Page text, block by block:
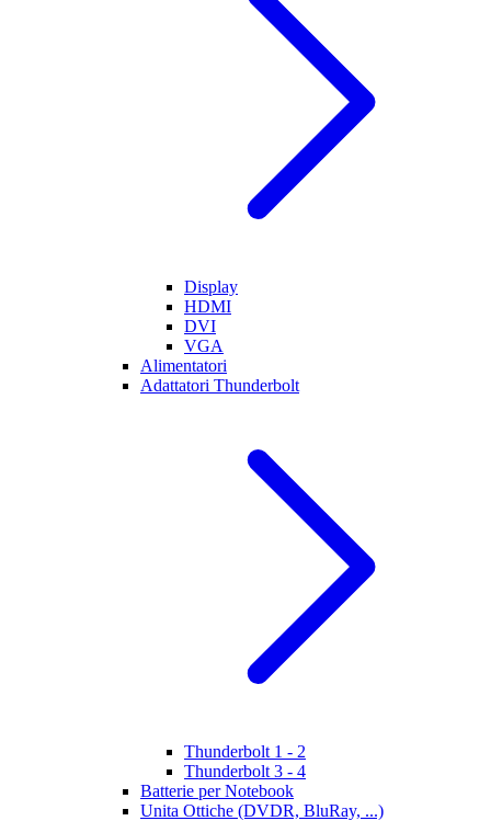
Display
HDMI
DVI
VGA
Alimentatori
Adattatori Thunderbolt
Thunderbolt 1 - 2
Thunderbolt 3 - 4
Batterie per Notebook
Unita Ottiche (DVDR, BluRay, ...)